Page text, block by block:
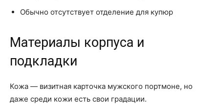
Обычно отсутствует отделение для купюр
Материалы корпуса и
подкладки
Кожа — визитная карточка мужского портмоне, но
даже среди кожи есть свои градации.